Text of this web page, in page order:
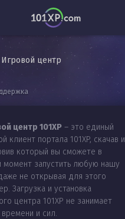
Игровой центр
центр 101XP – это единый
клиент портала 101XP, скачав и
который вы сможете в
момент запустить любую нашу
не открывая для этого
Загрузка и установка
центра 101XP не занимает
и сил.